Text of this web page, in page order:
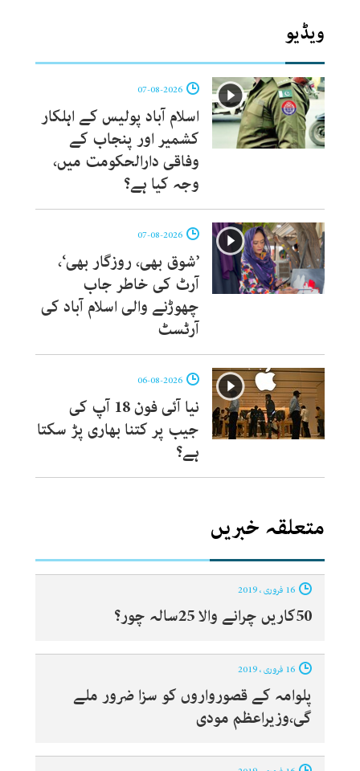
ویڈیو
اسلام آباد پولیس کے اہلکار
کشمیر اور پنجاب کے
وفاقی دارالحکومت میں،
وجہ کیا ہے؟
’شوق بھی، روزگار بھی‘،
آرٹ کی خاطر جاب
چھوڑنے والی اسلام آباد کی
آرٹسٹ
نیا آئی فون 18 آپ کی
جیب پر کتنا بھاری پڑ سکتا
ہے؟
متعلقہ خبریں
50کاریں چرانے والا 25سالہ چور؟
پلوامہ کے قصورواروں کو سزا ضرور ملے
گی،وزیراعظم مودی